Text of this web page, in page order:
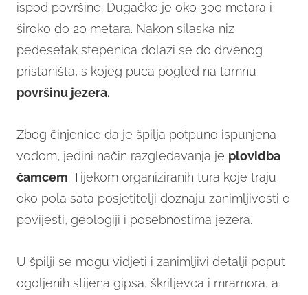
ispod površine. Dugačko je oko 300 metara i
široko do 20 metara. Nakon silaska niz
pedesetak stepenica dolazi se do drvenog
pristaništa, s kojeg puca pogled na tamnu
površinu jezera.
Zbog činjenice da je špilja potpuno ispunjena
vodom, jedini način razgledavanja je plovidba
čamcem. Tijekom organiziranih tura koje traju
oko pola sata posjetitelji doznaju zanimljivosti o
povijesti, geologiji i posebnostima jezera.
U špilji se mogu vidjeti i zanimljivi detalji poput
ogoljenih stijena gipsa, škriljevca i mramora, a